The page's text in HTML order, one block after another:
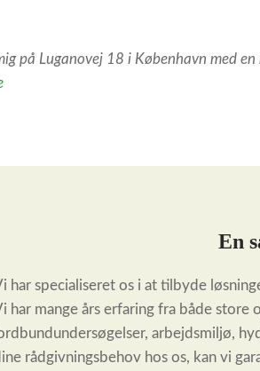
på Luganovej 18 i København med
“Jan Rosenkrans”
En
har specialiseret os i at tilbyde
har mange års erfaring fra både
arbejdsmiljø,
rådgivningsbehov hos os, kan vi